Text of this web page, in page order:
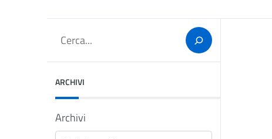
Cerca
ARCHIVI
Archivi